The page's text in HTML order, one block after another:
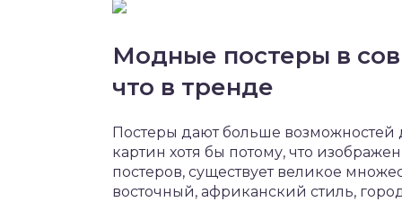
Модные постеры в
что в тренде
Постеры дают больше возможностей
картин хотя бы потому, что
постеров, существует великое
восточный, африканский стиль,